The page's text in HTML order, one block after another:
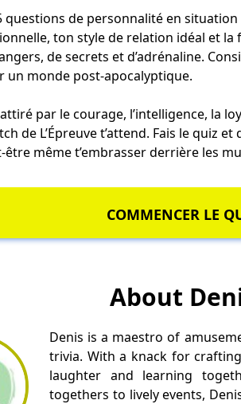
questions de personnalité en
ton style de relation idéal et la
de secrets et d’adrénaline.
un monde post-apocalyptique.
par le courage, l’intelligence, la
de L’Épreuve t’attend. Fais le quiz
même t’embrasser derrière les
COMMENCER LE
About
Denis is a maestro of
trivia. With a knack for
laughter and learning
togethers to lively events,